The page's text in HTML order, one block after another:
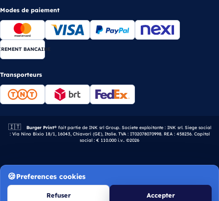
Modes de paiement
BANCAIRE
Transporteurs
🇮🇹 Entreprise italienne.
Burger Print®fait partie de INK srl Group. Societe exploitante : INK srl. Siege social
: Via Nino Bixio 18/1, 16043, Chiavari (GE), Italie. TVA : IT02078070998. REA : 458236. Capital
social : € 110.000 i.v.. ©2026
Preferences cookies
Refuser Accepter